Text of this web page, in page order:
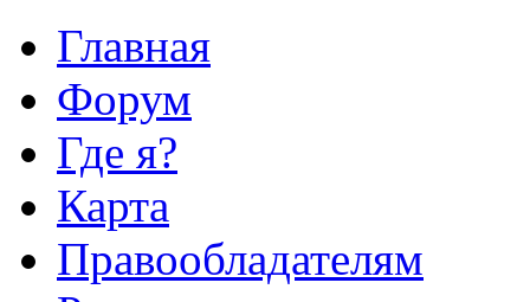
Главная
Форум
Где я?
Карта
Правообладателям